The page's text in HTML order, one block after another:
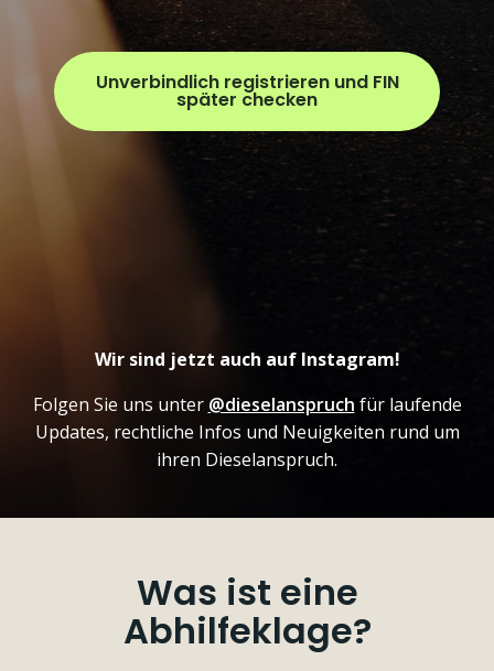
Unverbindlich registrieren und FIN
später checken
Wir sind jetzt auch auf Instagram!
Folgen Sie uns unter @dieselanspruch für laufende
Updates, rechtliche Infos und Neuigkeiten rund um
ihren Dieselanspruch.
Was ist eine
Abhilfeklage?